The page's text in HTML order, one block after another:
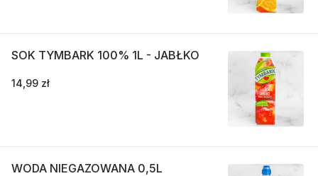
SOK TYMBARK 100% 1L - JABŁKO
14,99 zł
WODA NIEGAZOWANA 0,5L